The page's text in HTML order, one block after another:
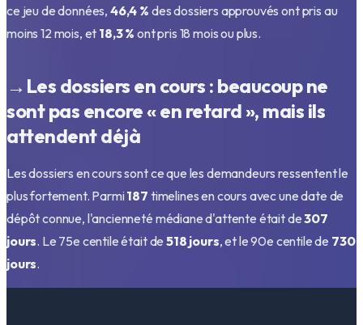
ce jeu de données, 46,4 % des dossiers approuvés ont pris au
moins 12 mois, et 18,3 % ont pris 18 mois ou plus.
→ Les dossiers en cours : beaucoup ne
sont pas encore « en retard », mais ils
attendent déjà
Les dossiers en cours sont ce que les demandeurs ressentent le
plus fortement. Parmi187 timelines en cours avec une date de
dépôt connue, l'ancienneté médiane d'attente était de307
jours. Le 75e centile était de518 jours, et le 90e centile de 730
jours.